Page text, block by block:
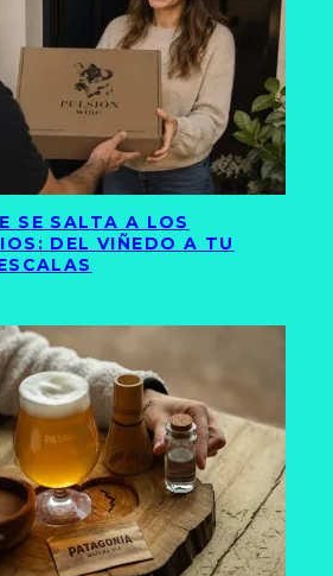
SE SALTA A LOS
DEL VIÑEDO A TU